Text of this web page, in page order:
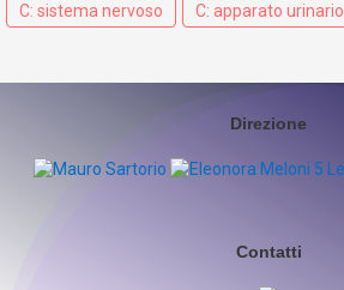
C: sistema nervoso C: apparato urinario
Direzione
Contatti